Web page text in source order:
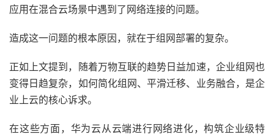
应用在混合云场景中遇到了网络连接的问题。
造成这一问题的根本原因，就在于组网部署的复杂。
正如上文提到，随着万物互联的趋势日益加速，企业组网也
变得日趋复杂，如何简化组网、平滑迁移、业务融合，是企
业上云的核心诉求。
在这些方面，华为云从云端进行网络进化，构筑企业级特